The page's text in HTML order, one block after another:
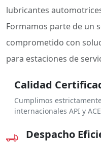
lubricantes
Formamos parte de un
comprometido con
para estaciones de
Calidad
Cumplimos
internacionales API y
Despacho